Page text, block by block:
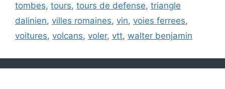
tombes, tours, tours de defense, triangle
dalinien, villes romaines, vin, voies ferrees,
voitures, volcans, voler, vtt, walter benjamin